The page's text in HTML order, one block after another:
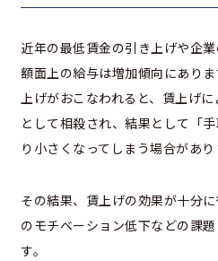
近年の最低賃金の引き上げや企業
額面上の給与は増加傾向にあり
上げがおこなわれると、賃上げ
として相殺され、結果として「
り小さくなってしまう場合があり
その結果、賃上げの効果が十分
のモチベーション低下などの課
す。